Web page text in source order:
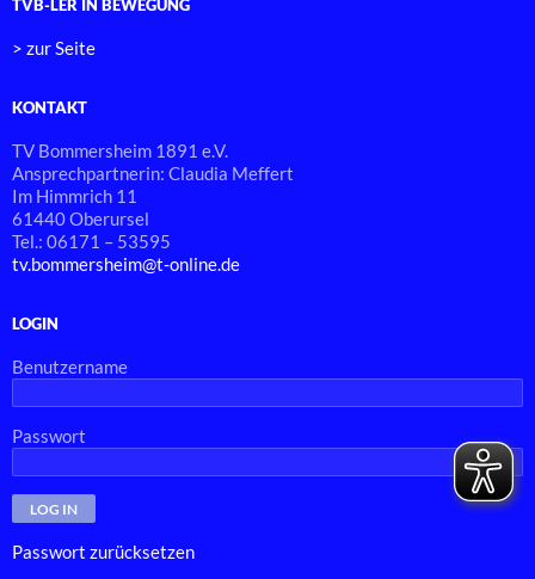
TVB-LER IN BEWEGUNG
> zur Seite
KONTAKT
TV Bommersheim 1891 e.V.
Ansprechpartnerin: Claudia Meffert
Im Himmrich 11
61440 Oberursel
Tel.: 06171 – 53595
tv.bommersheim@t-online.de
LOGIN
Benutzername
Passwort
Passwort zurücksetzen